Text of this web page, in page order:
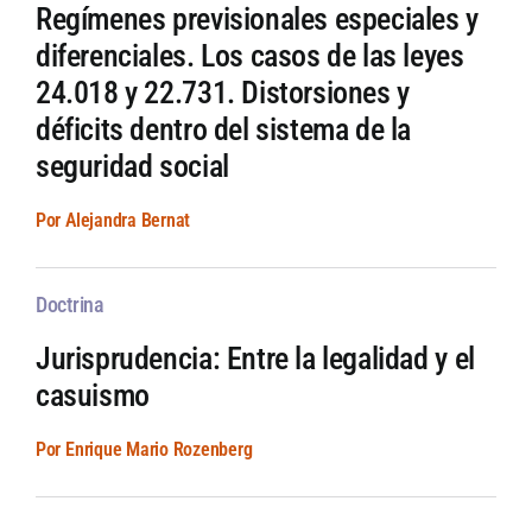
Regímenes previsionales especiales y
diferenciales. Los casos de las leyes
24.018 y 22.731. Distorsiones y
déficits dentro del sistema de la
seguridad social
Por Alejandra Bernat
Doctrina
Jurisprudencia: Entre la legalidad y el
casuismo
Por Enrique Mario Rozenberg